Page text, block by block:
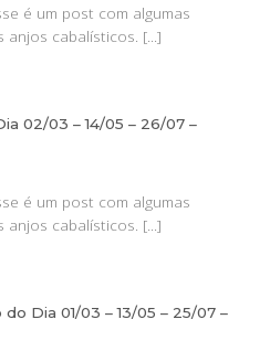
é um post com algumas
cabalísticos. [...]
02/03 – 14/05 – 26/07 –
é um post com algumas
cabalísticos. [...]
Dia 01/03 – 13/05 – 25/07 –